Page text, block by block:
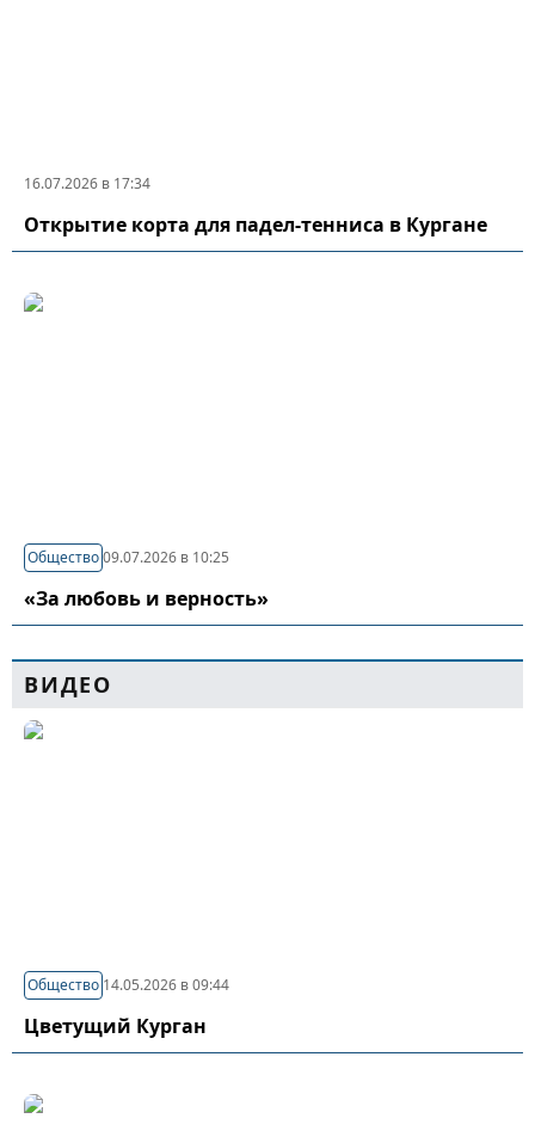
16.07.2026 в 17:34
Открытие корта для падел-тенниса в Кургане
Общество09.07.2026 в 10:25
«За любовь и верность»
ВИДЕО
Общество 14.05.2026 в 09:44
Цветущий Курган